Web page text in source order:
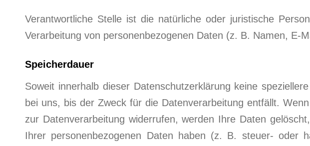
Verantwortliche Stelle ist die natürliche oder juristische
Verarbeitung von personenbezogenen Daten (z. B. Namen, E-
Speicherdauer
Soweit innerhalb dieser Datenschutzerklärung keine
bei uns, bis der Zweck für die Datenverarbeitung entfällt.
zur Datenverarbeitung widerrufen, werden Ihre Daten
Ihrer personenbezogenen Daten haben (z. B. steuer- oder